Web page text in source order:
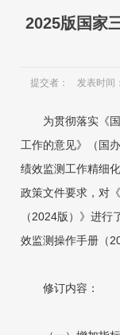
2025版国家
提交者： 发表时间
为贯彻落实《国
工作的意见》（国
绩效监测工作精细
政策文件要求，对
（2024版）》进
效监测操作手册（
修订内容：